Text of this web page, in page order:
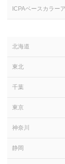
ICPAベースカラー
北海道
東北
千葉
東京
神奈川
静岡